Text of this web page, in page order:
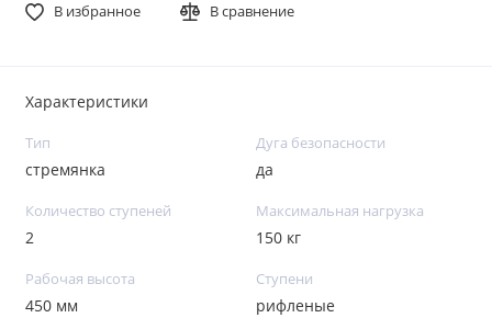
В избранное В сравнение
Характеристики
Тип
стремянка
Дуга безопасности
да
Количество ступеней
2
Максимальная нагрузка
150 кг
Рабочая высота
450 мм
Ступени
рифленые